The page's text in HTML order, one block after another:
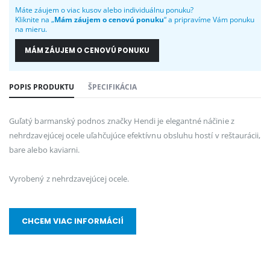
Máte záujem o viac kusov alebo individuálnu ponuku?
Kliknite na „Mám záujem o cenovú ponuku“ a pripravíme Vám ponuku
na mieru.
MÁM ZÁUJEM O CENOVÚ PONUKU
POPIS PRODUKTU ŠPECIFIKÁCIA
Guľatý barmanský podnos značky Hendi je elegantné náčinie z
nehrdzavejúcej ocele uľahčujúce efektívnu obsluhu hostí v reštaurácii,
bare alebo kaviarni.
Vyrobený z nehrdzavejúcej ocele.
CHCEM VIAC INFORMÁCIÍ